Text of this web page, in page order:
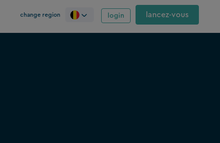
change region login lancez‑vous